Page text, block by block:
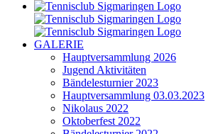
GALERIE
Hauptversammlung 2026
Jugend Aktivitäten
Bändelesturnier 2023
Hauptversammlung 03.03.2023
Nikolaus 2022
Oktoberfest 2022